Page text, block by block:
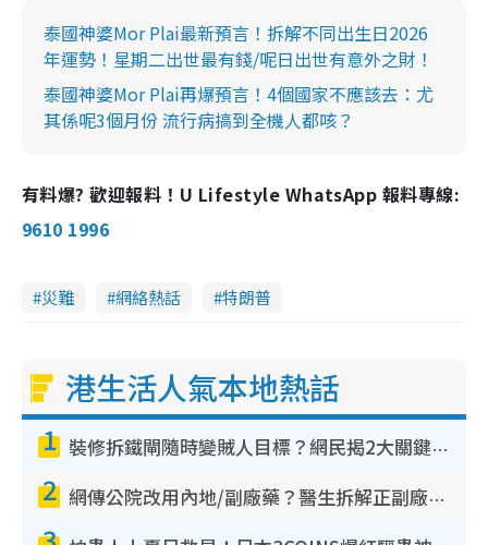
泰國神婆Mor Plai最新預言！拆解不同出生日2026
年運勢！星期二出世最有錢/呢日出世有意外之財！
泰國神婆Mor Plai再爆預言！4個國家不應該去：尤
其係呢3個月份 流行病搞到全機人都咳？
有料爆? 歡迎報料！U Lifestyle WhatsApp 報料專線:
9610 1996
災難 網絡熱話 特朗普
港生活人氣本地熱話
1 裝修拆鐵閘隨時變賊人目標？網民揭2大關鍵用途：裝新式等於白裝？附新舊鐵閘分別
2 網傳公院改用內地/副廠藥？醫生拆解正副廠分別 揭4類人換藥隨時出事